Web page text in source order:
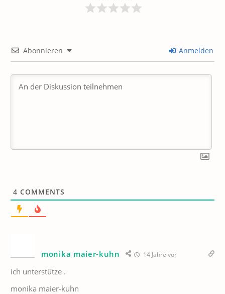
Abonnieren Anmelden
4 COMMENTS
monika maier-kuhn 14 Jahre vor
ich unterstütze .
monika maier-kuhn